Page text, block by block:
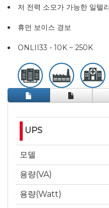
저 전력 소모가 가능한 일텔
휴먼 보이스 경보
ONLII33 - 10K ~ 250K
UPS
모델
용량(VA)
용량(Watt)